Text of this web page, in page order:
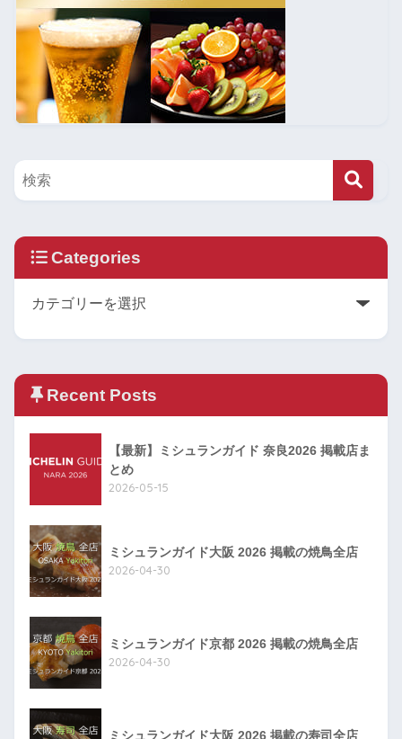
Categories
Recent Posts
【最新】ミシュランガイド 奈良2026 掲載店ま
とめ
2026-05-15
ミシュランガイド大阪 2026 掲載の焼鳥全店
2026-04-30
ミシュランガイド京都 2026 掲載の焼鳥全店
2026-04-30
ミシュランガイド大阪 2026 掲載の寿司全店